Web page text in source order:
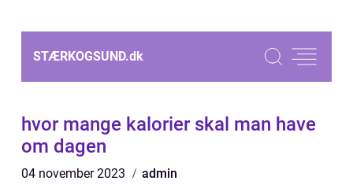
STÆRKOGSUND.dk
hvor mange kalorier skal man have
om dagen
04 november 2023 admin